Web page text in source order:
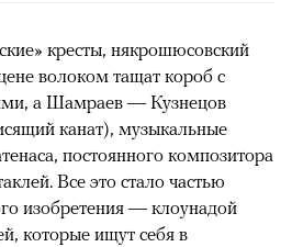
кресты, някрошюсовский
волоком тащат короб с
а Шамраев — Кузнецов
канат), музыкальные
постоянного композитора
Все это стало частью
изобретения — клоунадой
которые ищут себя в